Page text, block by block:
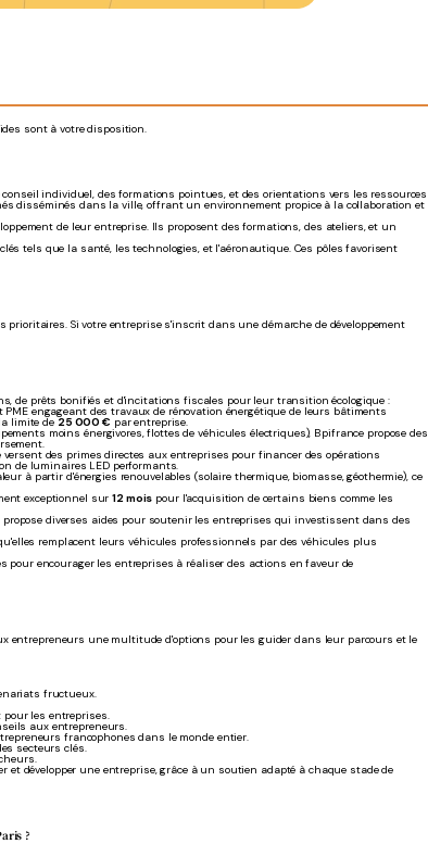
sont à votre disposition.
individuel, des formations pointues, et des orientations vers les ressources
disséminés dans la ville, offrant un environnement propice à la collaboration et
de leur entreprise. Ils proposent des formations, des ateliers, et un
tels que la santé, les technologies, et l'aéronautique. Ces pôles favorisent
Si votre entreprise s'inscrit dans une démarche de développement
de prêts bonifiés et d'incitations fiscales pour leur transition écologique :
PME engageant des travaux de rénovation énergétique de leurs bâtiments
limite de25 000 € par entreprise.
moins énergivores, flottes de véhicules électriques), Bpifrance propose des
des primes directes aux entreprises pour financer des opérations
de luminaires LED performants.
à partir d'énergies renouvelables (solaire thermique, biomasse, géothermie), ce
exceptionnel sur12 mois pour l'acquisition de certains biens comme les
diverses aides pour soutenir les entreprises qui investissent dans des
remplacent leurs véhicules professionnels par des véhicules plus
encourager les entreprises à réaliser des actions en faveur de
entrepreneurs une multitude d'options pour les guider dans leur parcours et le
fructueux.
pour les entreprises.
aux entrepreneurs.
francophones dans le monde entier.
secteurs clés.
développer une entreprise, grâce à un soutien adapté à chaque stade de
?